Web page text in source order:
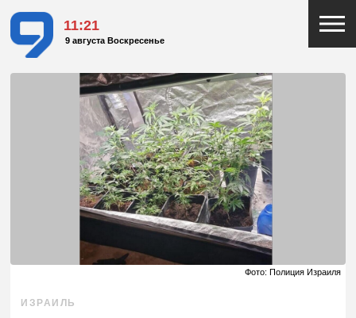
11:21
9 августа Воскресенье
Фото: Полиция Израиля
ИЗРАИЛЬ